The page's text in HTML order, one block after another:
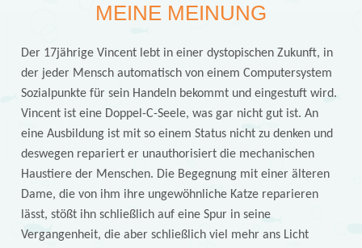
MEINE MEINUNG
Der 17jährige Vincent lebt in einer dystopischen Zukunft, in
der jeder Mensch automatisch von einem Computersystem
Sozialpunkte für sein Handeln bekommt und eingestuft wird.
Vincent ist eine Doppel-C-Seele, was gar nicht gut ist. An
eine Ausbildung ist mit so einem Status nicht zu denken und
deswegen repariert er unauthorisiert die mechanischen
Haustiere der Menschen. Die Begegnung mit einer älteren
Dame, die von ihm ihre ungewöhnliche Katze reparieren
lässt, stößt ihn schließlich auf eine Spur in seine
Vergangenheit, die aber schließlich viel mehr ans Licht